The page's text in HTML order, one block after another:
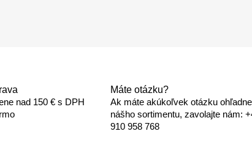
nad 150 € s DPH
Máte otázku?
Ak máte akúkoľvek otázku ohľadne
nášho sortimentu, zavolajte nám:
910 958 768